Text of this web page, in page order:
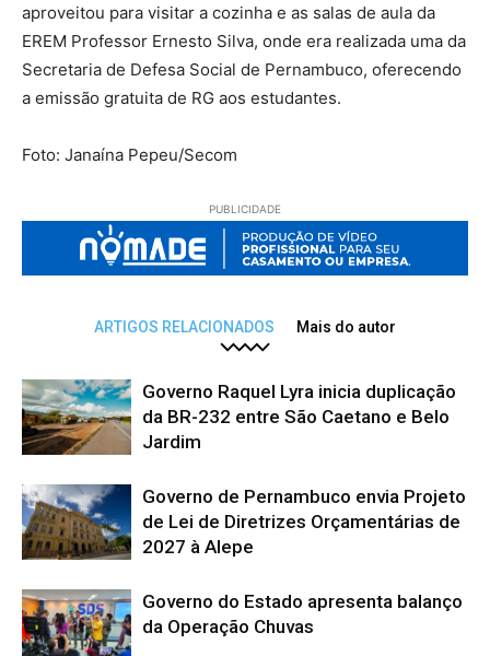
aproveitou para visitar a cozinha e as salas de aula da
EREM Professor Ernesto Silva, onde era realizada uma da
Secretaria de Defesa Social de Pernambuco, oferecendo
a emissão gratuita de RG aos estudantes.
Foto: Janaína Pepeu/Secom
PUBLICIDADE
ARTIGOS RELACIONADOS Mais do autor
Governo Raquel Lyra inicia duplicação
da BR-232 entre São Caetano e Belo
Jardim
Governo de Pernambuco envia Projeto
de Lei de Diretrizes Orçamentárias de
2027 à Alepe
Governo do Estado apresenta balanço
da Operação Chuvas